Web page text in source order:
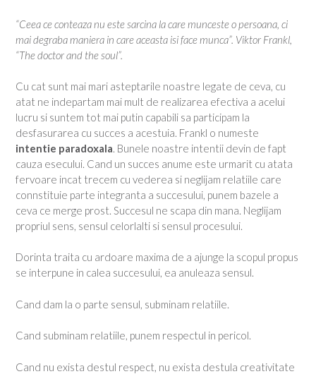
“Ceea ce conteaza nu este sarcina la care munceste o persoana, ci
mai degraba maniera in care aceasta isi face munca”. Viktor Frankl,
“The doctor and the soul”.
Cu cat sunt mai mari asteptarile noastre legate de ceva, cu
atat ne indepartam mai mult de realizarea efectiva a acelui
lucru si suntem tot mai putin capabili sa participam la
desfasurarea cu succes a acestuia. Frankl o numeste
intentie paradoxala. Bunele noastre intentii devin de fapt
cauza esecului. Cand un succes anume este urmarit cu atata
fervoare incat trecem cu vederea si neglijam relatiile care
connstituie parte integranta a succesului, punem bazele a
ceva ce merge prost. Succesul ne scapa din mana. Neglijam
propriul sens, sensul celorlalti si sensul procesului.
Dorinta traita cu ardoare maxima de a ajunge la scopul propus
se interpune in calea succesului, ea anuleaza sensul.
Cand dam la o parte sensul, subminam relatiile.
Cand subminam relatiile, punem respectul in pericol.
Cand nu exista destul respect, nu exista destula creativitate